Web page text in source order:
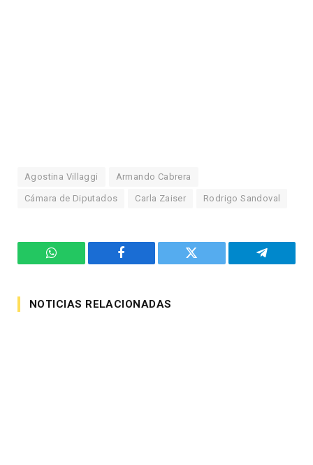
Agostina Villaggi Armando Cabrera
Cámara de Diputados Carla Zaiser Rodrigo Sandoval
WhatsApp Facebook Twitter Telegram
NOTICIAS RELACIONADAS